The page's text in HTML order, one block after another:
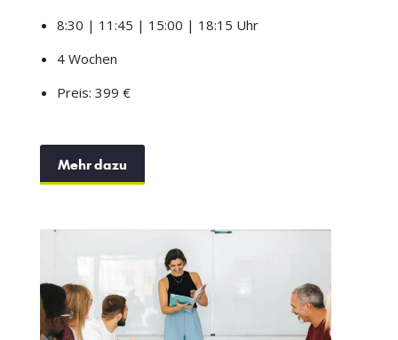
8:30 | 11:45 | 15:00 | 18:15 Uhr
4 Wochen
Preis: 399 €
Mehr dazu